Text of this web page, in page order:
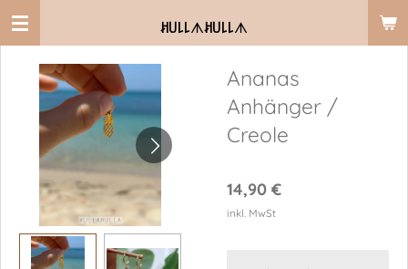
Zum
springen
ꎧ꒤꒒꒒ᗑꎧ꒤꒒꒒ᗑ
Ananas
Anhänger /
Creole
14,90 €
inkl. MwSt